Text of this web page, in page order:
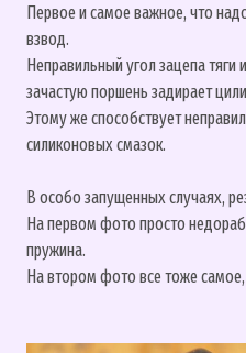
Первое и самое важное, что
взвод.
Неправильный угол зацепа тяги
зачастую поршень задирает
Этому же способствует
силиконовых смазок.
В особо запущенных случаях,
На первом фото просто
пружина.
На втором фото все тоже